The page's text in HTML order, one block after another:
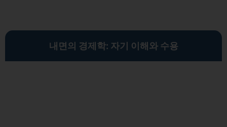
내면의 경제학: 자기 이해와 수용